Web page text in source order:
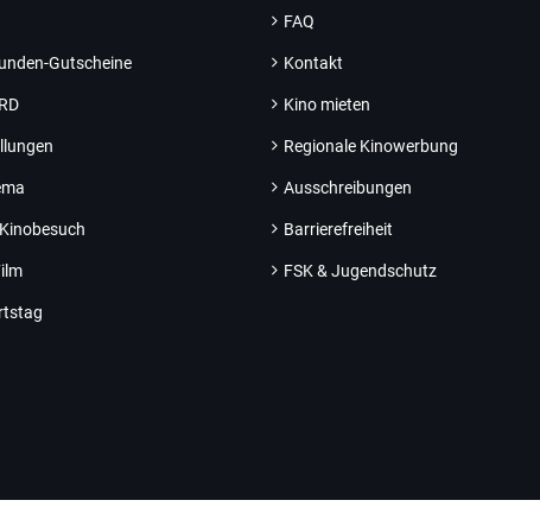
Gutscheine
FAQ
Kontakt
Kino mieten
Regionale Kinowerbung
Ausschreibungen
Barrierefreiheit
FSK & Jugendschutz